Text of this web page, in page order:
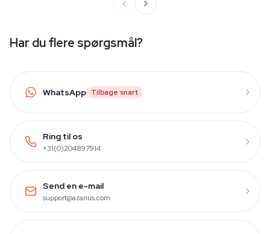
Har du flere spørgsmål?
WhatsApp Tilbage snart
Ring til os
+31(0)204897914
Send en e-mail
support@azarius.com